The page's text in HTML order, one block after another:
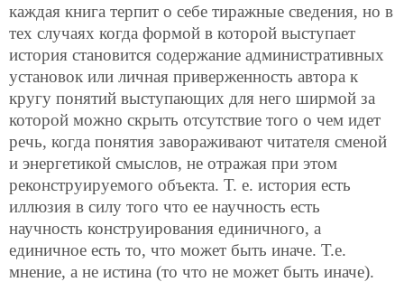
каждая книга терпит о себе тиражные сведения, но в
тех случаях когда формой в которой выступает
история становится содержание административных
установок или личная приверженность автора к
кругу понятий выступающих для него ширмой за
которой можно скрыть отсутствие того о чем идет
речь, когда понятия завораживают читателя сменой
и энергетикой смыслов, не отражая при этом
реконструируемого объекта. Т. е. история есть
иллюзия в силу того что ее научность есть
научность конструирования единичного, а
единичное есть то, что может быть иначе. Т.е.
мнение, а не истина (то что не может быть иначе).